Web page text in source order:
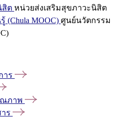
สิต หน่วยส่งเสริมสุขภาวะนิสิต
(Chula MOOC) ศูนย์นวัตกรรม
าร
ณภาพ
ร